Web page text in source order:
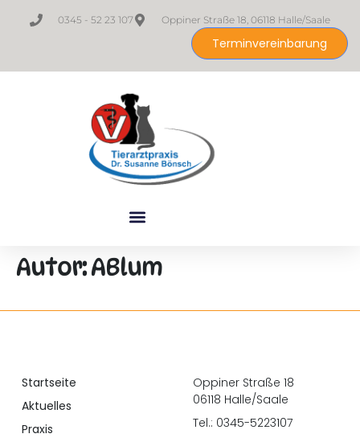
0345 - 52 23 107 Oppiner Straße 18, 06118 Halle/Saale
Terminvereinbarung
Autor:ABlum
Startseite
Aktuelles
Praxis
Oppiner Straße 18
06118 Halle/Saale
Tel.: 0345-5223107